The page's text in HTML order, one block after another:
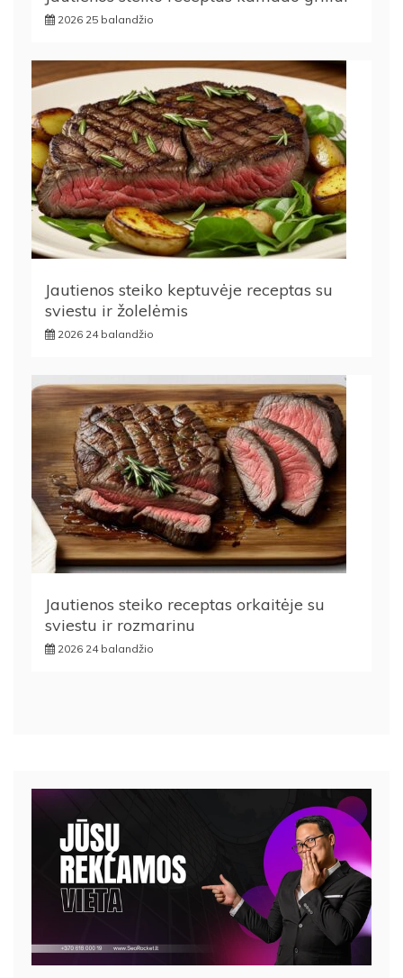
2026 25 balandžio
Jautienos steiko keptuvėje receptas su
sviestu ir žolelėmis
2026 24 balandžio
Jautienos steiko receptas orkaitėje su
sviestu ir rozmarinu
2026 24 balandžio